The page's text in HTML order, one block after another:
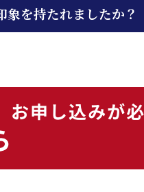
を持たれましたか？